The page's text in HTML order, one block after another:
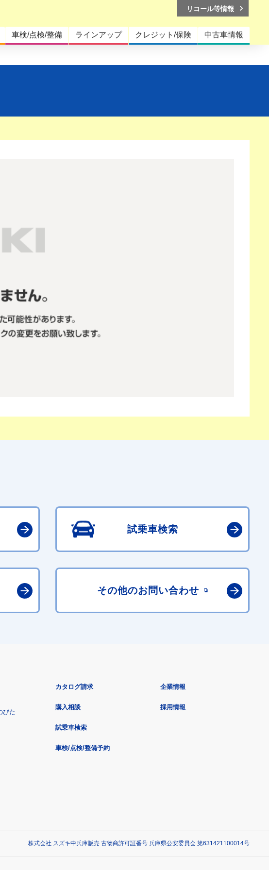
車検/点検/整備 ラインアップ クレジット/保険 中古車情報
リコール等情報
試乗車検索
その他のお問い合わせ
びた
カタログ請求
購入相談
試乗車検索
車検/点検/整備予約
企業情報
採用情報
株式会社 スズキ中兵庫販売 古物商許可証番号 兵庫県公安委員会 第631421100014号